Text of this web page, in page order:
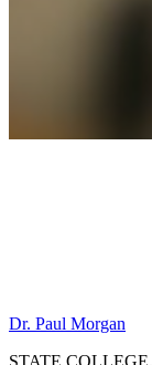
Dr. Paul Morgan